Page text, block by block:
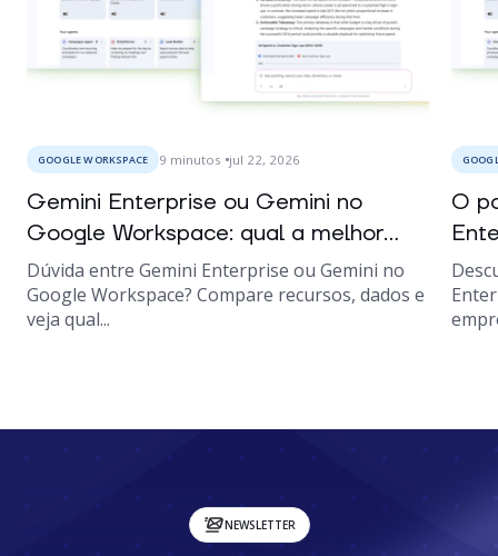
GOOGLE WORKSPACE 9 minutos jul 22, 2026
Gemini Enterprise ou Gemini no
Google Workspace: qual a melhor...
Dúvida entre Gemini Enterprise ou Gemini no
Google Workspace? Compare recursos, dados e
veja qual...
O
NEWSLETTER